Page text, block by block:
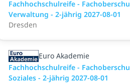
Fachhochschulreife -
Verwaltung - 2-jährig 2027-08-01
Dresden
Euro Akademie
Fachhochschulreife -
Soziales - 2-jährig 2027-08-01